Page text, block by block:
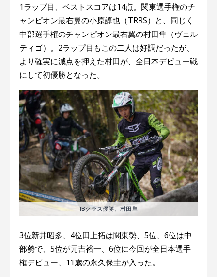
1ラップ目、ベストスコアは14点。関東選手権のチ
ャンピオン最右翼の小原諄也（TRRS）と、同じく
中部選手権のチャンピオン最右翼の村田隼（ヴェル
ティゴ）。2ラップ目もこの二人は好調だったが、
より確実に減点を押えた村田が、全日本デビュー戦
にして初優勝となった。
IBクラス優勝、村田隼
3位新井昭多、4位田上拓は関東勢、5位、6位は中
部勢で、5位が元吉裕一、6位に今回が全日本選手
権デビュー、11歳の永久保圭が入った。